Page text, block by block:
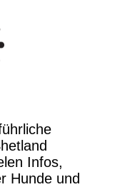
Infos,
Hunde und